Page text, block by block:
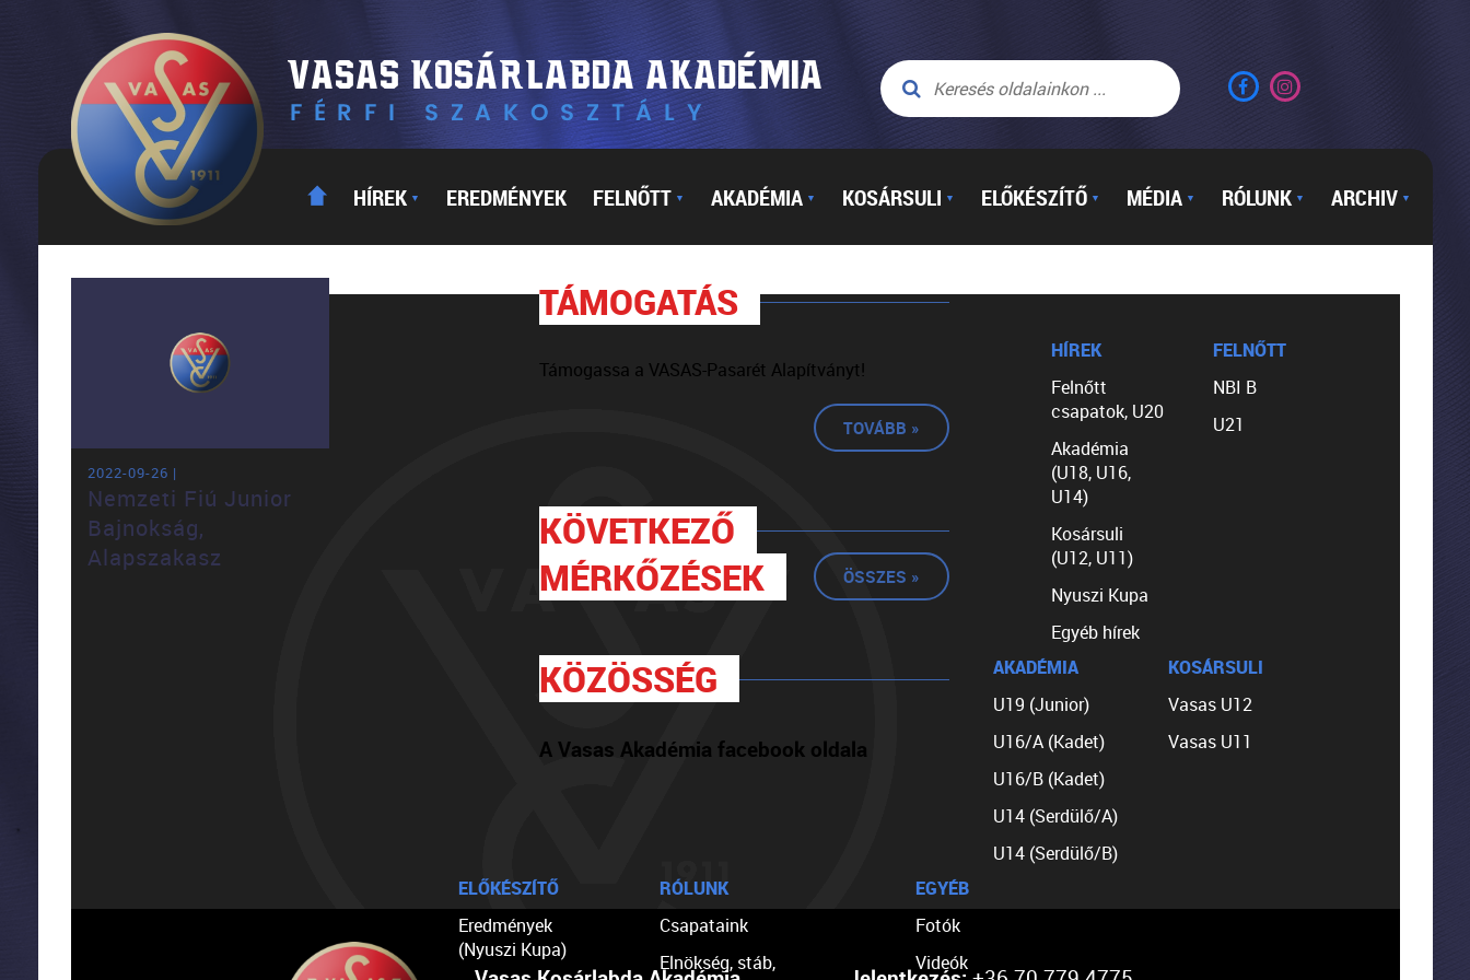
HÍREK ▼ EREDMÉNYEK FELNŐTT ▼ AKADÉMIA ▼ KOSÁRSULI ▼ ELŐKÉSZÍTŐ ▼ MÉDIA ▼ RÓLUNK ▼ ARCHIV ▼
2022-09-26 |
Nemzeti Fiú Junior
Bajnokság,
Alapszakasz
TÁMOGATÁS
Támogassa a VASAS-Pasarét Alapítványt!
TOVÁBB »
KÖVETKEZŐ
MÉRKŐZÉSEK
ÖSSZES »
KÖZÖSSÉG
A Vasas Akadémia facebook oldala
HÍREK
Felnőtt
csapatok, U20
Akadémia
(U18, U16,
U14)
Kosársuli
(U12, U11)
Nyuszi Kupa
Egyéb hírek
FELNŐTT
NBI B
U21
AKADÉMIA
U19 (Junior)
U16/A (Kadet)
U16/B (Kadet)
U14 (Serdülő/A)
U14 (Serdülő/B)
KOSÁRSULI
Vasas U12
Vasas U11
ELŐKÉSZÍTŐ
Eredmények
(Nyuszi Kupa)
RÓLUNK
Csapataink
Elnökség, stáb,
EGYÉB
Fotók
Videók